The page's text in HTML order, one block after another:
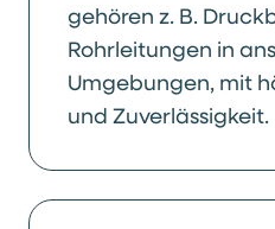
gehören z. B.
Rohrleitungen in
Umgebungen, mit
und Zuverlässigkeit.